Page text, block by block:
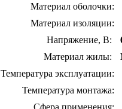
Материал оболочки:
Материал изоляции:
Напряжение, В:
Материал жилы:
Температура эксплуатации:
Температура монтажа:
Сфера применения: